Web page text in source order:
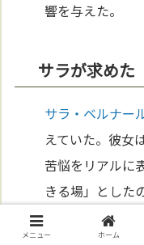
響を与えた。
サラが求めた
サラ・ベルナー
えていた。彼女
苦悩をリアルに
きる場」とした
れらすべてを
メニュー ホーム